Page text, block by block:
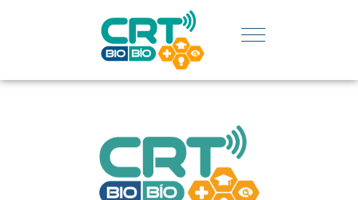
REGIÓN:
CONOCE
LOGROS